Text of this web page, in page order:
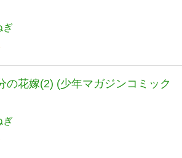
ぎ
の花嫁(2) (少年マガジンコミック
ぎ